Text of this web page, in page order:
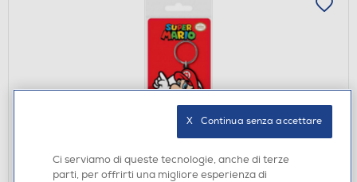
ACCESSORI HOME ENTERTAINMENT
PYRAMID - Portachiavi Super Mario Circle
RKA68822
Ci serviamo di queste tecnologie, anche di terze
parti, per offrirti una migliore esperienza di
X   Continua senza accettare